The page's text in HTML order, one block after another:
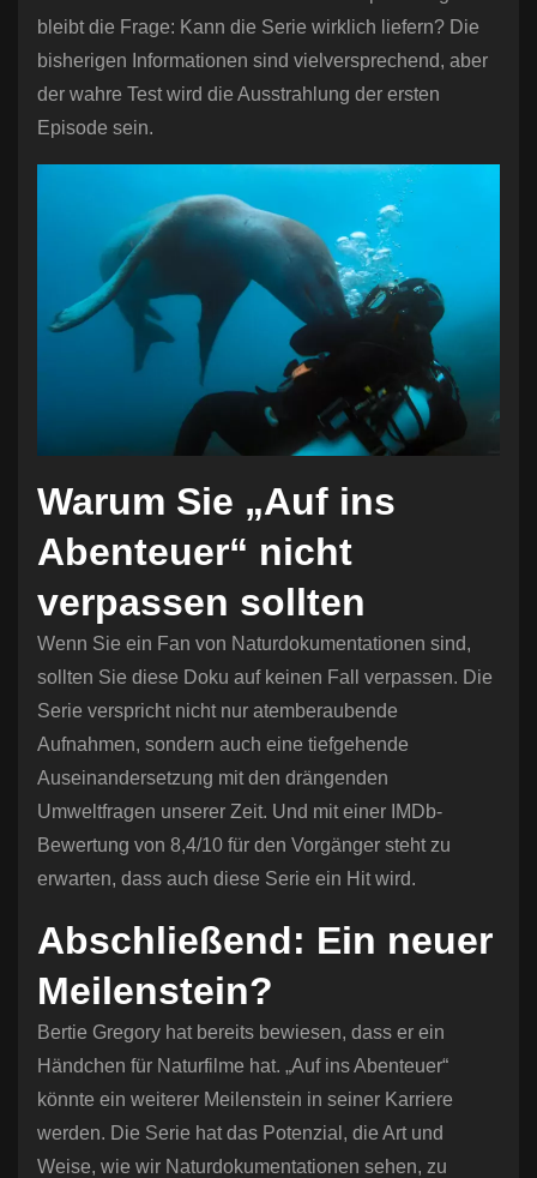
bleibt die Frage: Kann die Serie wirklich liefern? Die
bisherigen Informationen sind vielversprechend, aber
der wahre Test wird die Ausstrahlung der ersten
Episode sein.
Warum Sie „Auf ins
Abenteuer“ nicht
verpassen sollten
Wenn Sie ein Fan von Naturdokumentationen sind,
sollten Sie diese Doku auf keinen Fall verpassen. Die
Serie verspricht nicht nur atemberaubende
Aufnahmen, sondern auch eine tiefgehende
Auseinandersetzung mit den drängenden
Umweltfragen unserer Zeit. Und mit einer IMDb-
Bewertung von 8,4/10 für den Vorgänger steht zu
erwarten, dass auch diese Serie ein Hit wird.
Abschließend: Ein neuer
Meilenstein?
Bertie Gregory hat bereits bewiesen, dass er ein
Händchen für Naturfilme hat. „Auf ins Abenteuer“
könnte ein weiterer Meilenstein in seiner Karriere
werden. Die Serie hat das Potenzial, die Art und
Weise, wie wir Naturdokumentationen sehen, zu